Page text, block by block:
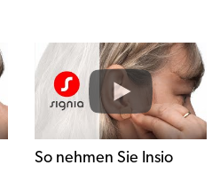
So nehmen Sie Insio